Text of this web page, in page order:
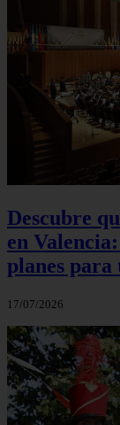
Descubre
en
planes para
17/07/2026